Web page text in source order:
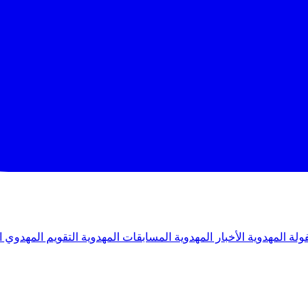
المهدوية الأخبار المهدوية المسابقات المهدوية التقويم المهدوي